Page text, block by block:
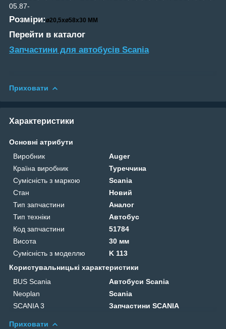
05.87-
Розміри:ø20,5xø58x30 MM
Перейти в каталог
Запчастини для автобусів Scania
Приховати
Характеристики
Основні атрибути
Виробник
Auger
Країна виробник
Туреччина
Сумісність з маркою
Scania
Стан
Новий
Тип запчастини
Аналог
Тип техніки
Автобус
Код запчастини
51784
Висота
30 мм
Сумісність з моделлю
K 113
Користувальницькі характеристики
BUS Scania
Автобуси Scania
Neoplan
Scania
SCANIA 3
Запчастини SCANIA
Приховати